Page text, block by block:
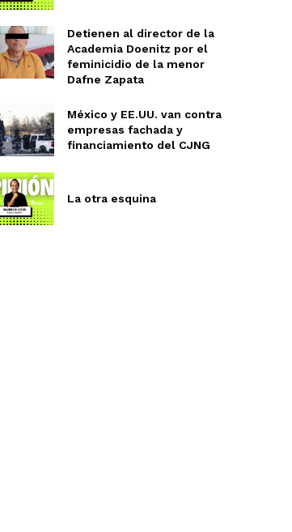
Detienen al director de la
Academia Doenitz por el
feminicidio de la menor
Dafne Zapata
México y EE.UU. van contra
empresas fachada y
financiamiento del CJNG
La otra esquina